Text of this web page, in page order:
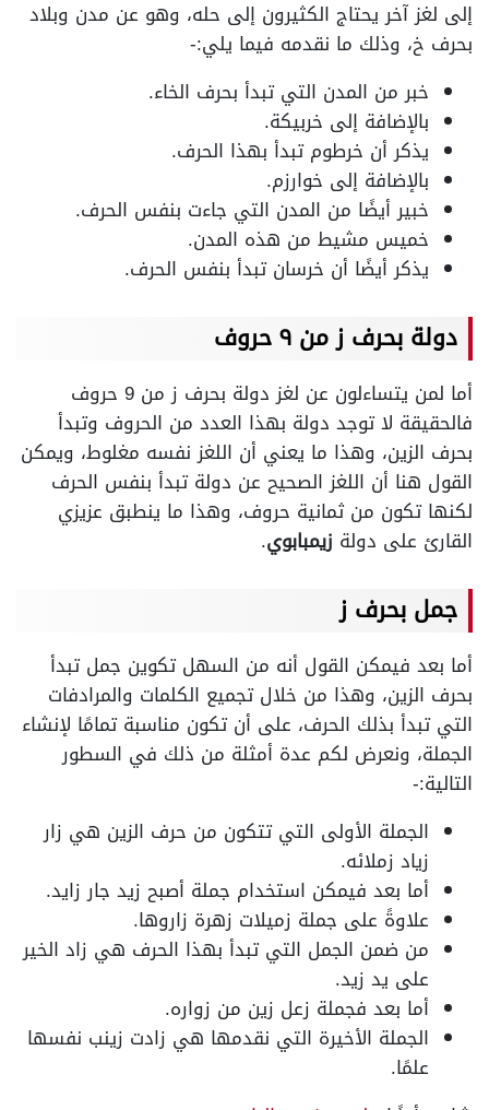
إلى لغز آخر يحتاج الكثيرون إلى حله، وهو عن مدن وبلاد
بحرف خ، وذلك ما نقدمه فيما يلي:-
خبر من المدن التي تبدأ بحرف الخاء.
بالإضافة إلى خربيكة.
يذكر أن خرطوم تبدأ بهذا الحرف.
بالإضافة إلى خوارزم.
خبير أيضًا من المدن التي جاءت بنفس الحرف.
خميس مشيط من هذه المدن.
يذكر أيضًا أن خرسان تبدأ بنفس الحرف.
دولة بحرف ز من ٩ حروف
أما لمن يتساءلون عن لغز دولة بحرف ز من 9 حروف
فالحقيقة لا توجد دولة بهذا العدد من الحروف وتبدأ
بحرف الزين، وهذا ما يعني أن اللغز نفسه مغلوط، ويمكن
القول هنا أن اللغز الصحيح عن دولة تبدأ بنفس الحرف
لكنها تكون من ثمانية حروف، وهذا ما ينطبق عزيزي
القارئ على دولة زيمبابوي.
جمل بحرف ز
أما بعد فيمكن القول أنه من السهل تكوين جمل تبدأ
بحرف الزين، وهذا من خلال تجميع الكلمات والمرادفات
التي تبدأ بذلك الحرف، على أن تكون مناسبة تمامًا لإنشاء
الجملة، ونعرض لكم عدة أمثلة من ذلك في السطور
التالية:-
الجملة الأولى التي تتكون من حرف الزين هي زار
زياد زملائه.
أما بعد فيمكن استخدام جملة أصبح زيد جار زايد.
علاوةً على جملة زميلات زهرة زاروها.
من ضمن الجمل التي تبدأ بهذا الحرف هي زاد الخير
على يد زيد.
أما بعد فجملة زعل زين من زواره.
الجملة الأخيرة التي نقدمها هي زادت زينب نفسها
علمًا.